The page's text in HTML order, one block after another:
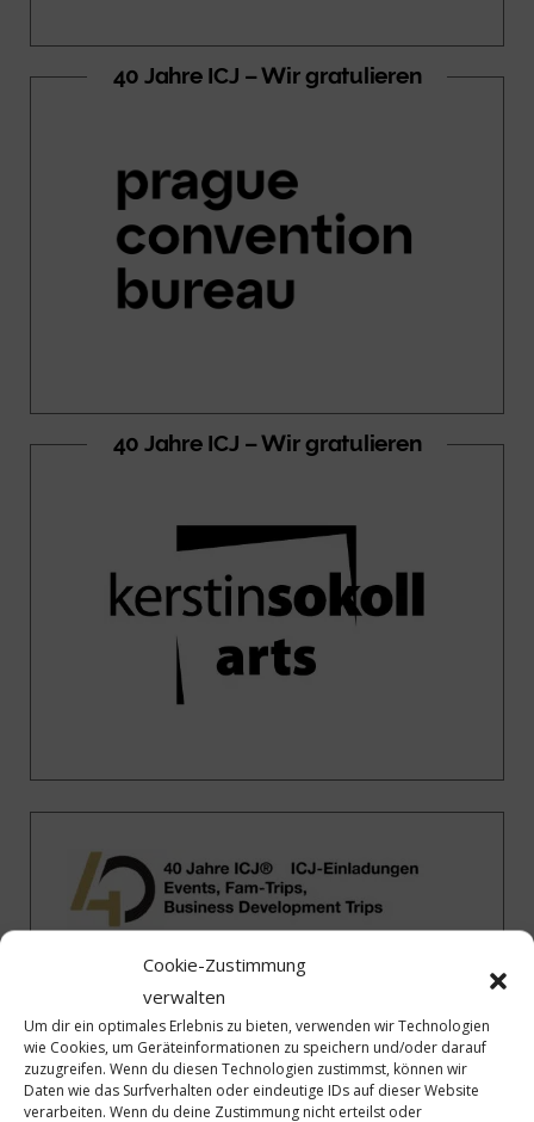
Cookie-Zustimmung
verwalten
Um dir ein optimales Erlebnis zu bieten, verwenden wir Technologien
wie Cookies, um Geräteinformationen zu speichern und/oder darauf
zuzugreifen. Wenn du diesen Technologien zustimmst, können wir
Daten wie das Surfverhalten oder eindeutige IDs auf dieser Website
verarbeiten. Wenn du deine Zustimmung nicht erteilst oder
40 Jahre ICJ – Wir gratulieren
40 Jahre ICJ – Wir gratulieren